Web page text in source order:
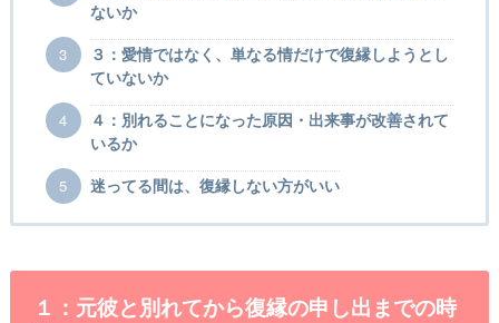
ないか
３：愛情ではなく、単なる情だけで復縁しようとし
ていないか
４：別れることになった原因・出来事が改善されて
いるか
迷ってる間は、復縁しない方がいい
１：元彼と別れてから復縁の申し出までの時